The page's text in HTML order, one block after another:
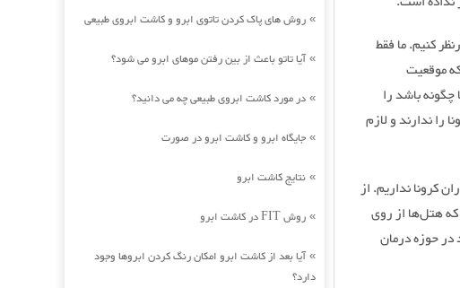
» روش های پاک کردن تاتوی ابرو و کاشت ابروی طبیعی
»آیا تاتو باعث از بین رفتن موهای ابرو می شود؟
» در مورد کاشت ابروی طبیعی چه می دانید؟
» جایگاه ابرو و کاشت ابرو در صورت
» نتایج کاشت ابرو
» روش FIT در کاشت ابرو
»آیا بعد از کاشت ابرو امکان رنگ کردن ابروها وجود
دارد؟
کنیم. ما فقط
موقعیت
باشد را
را ندارند و لازم
کرونا نداریم. از
هتل‌ها از روی
در حوزه درمان